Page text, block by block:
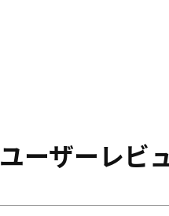
ユーザーレビ